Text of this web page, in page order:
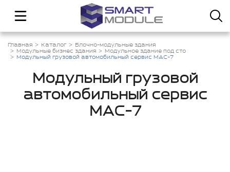
Главная Каталог
Блочно-модульные здания
Модульные бизнес здания
Модульное здание под сто
Модульный грузовой автомобильный сервис МАС-7
Модульный грузовой
автомобильный сервис
МАС-7